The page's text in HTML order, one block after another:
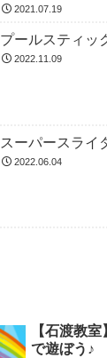
2021.07.19
プールスティッ
2022.11.09
スーパースライ
2022.06.04
【石渡教
で遊ぼう♪